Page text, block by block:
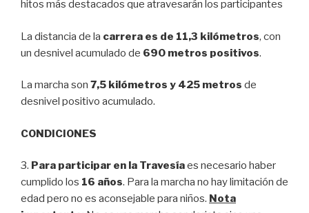
hitos más destacados que atravesarán los participantes
La distancia de la carrera es de 11,3 kilómetros, con
un desnivel acumulado de 690 metros positivos.
La marcha son 7,5 kilómetros y 425 metros de
desnivel positivo acumulado.
CONDICIONES
3. Para participar en la Travesíaes necesario haber
cumplido los 16 años. Para la marcha no hay limitación de
edad pero no es aconsejable para niños. Nota